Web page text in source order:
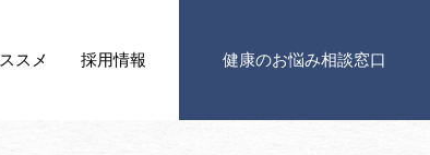
ススメ 採用情報 健康のお悩み相談窓口